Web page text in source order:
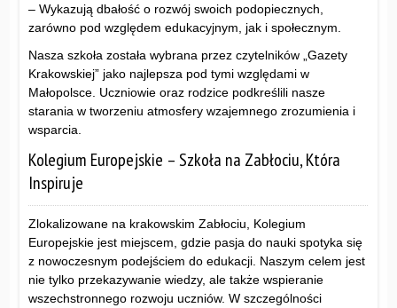
– Wykazują dbałość o rozwój swoich podopiecznych,
zarówno pod względem edukacyjnym, jak i społecznym.
Nasza szkoła została wybrana przez czytelników „Gazety
Krakowskiej” jako najlepsza pod tymi względami w
Małopolsce. Uczniowie oraz rodzice podkreślili nasze
starania w tworzeniu atmosfery wzajemnego zrozumienia i
wsparcia.
Kolegium Europejskie – Szkoła na Zabłociu, Która
Inspiruje
Zlokalizowane na krakowskim Zabłociu, Kolegium
Europejskie jest miejscem, gdzie pasja do nauki spotyka się
z nowoczesnym podejściem do edukacji. Naszym celem jest
nie tylko przekazywanie wiedzy, ale także wspieranie
wszechstronnego rozwoju uczniów. W szczególności